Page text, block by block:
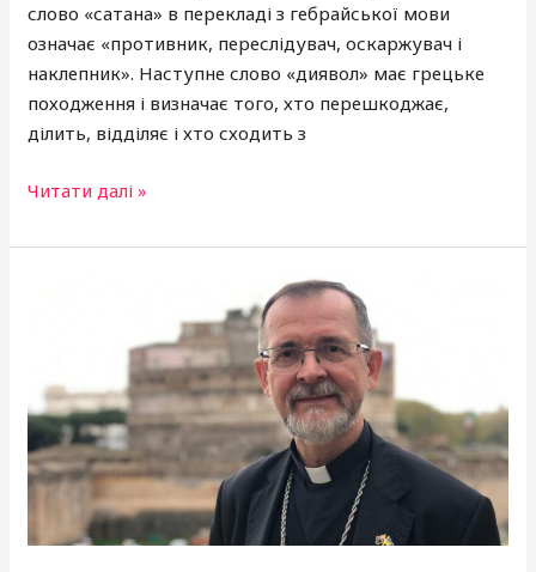
слово «сатана» в перекладі з гебрайської мови
означає «противник, переслідувач, оскаржувач і
наклепник». Наступне слово «диявол» має грецьке
походження і визначає того, хто перешкоджає,
ділить, відділяє і хто сходить з
Читати далі »
та
коріння:
Церква